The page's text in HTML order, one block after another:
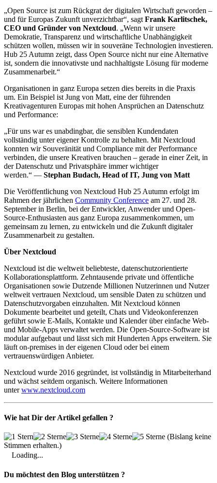
„Open Source ist zum Rückgrat der digitalen Wirtschaft geworden –
und für Europas Zukunft unverzichtbar“, sagt Frank Karlitschek,
CEO und Gründer von Nextcloud. „Wenn wir unsere
Demokratie, Transparenz und wirtschaftliche Unabhängigkeit
schützen wollen, müssen wir in souveräne Technologien investieren.
Hub 25 Autumn zeigt, dass Open Source nicht nur eine Alternative
ist, sondern die innovativste und nachhaltigste Lösung für moderne
Zusammenarbeit.“
Organisationen in ganz Europa setzen dies bereits in die Praxis
um. Ein Beispiel ist Jung von Matt, eine der führenden
Kreativagenturen Europas mit hohen Ansprüchen an Datenschutz
und Performance:
„Für uns war es unabdingbar, die sensiblen Kundendaten
vollständig unter eigener Kontrolle zu behalten. Mit Nextcloud
konnten wir Souveränität und Compliance mit der Performance
verbinden, die unsere Kreativen brauchen – gerade in einer Zeit, in
der Datenschutz und Privatsphäre immer wichtiger
werden.“ — Stephan Budach, Head of IT, Jung von Matt
Die Veröffentlichung von Nextcloud Hub 25 Autumn erfolgt im
Rahmen der jährlichen Community Conference am 27. und 28.
September in Berlin, bei der Entwickler, Anwender und Open-
Source-Enthusiasten aus ganz Europa zusammenkommen, um
gemeinsam zu lernen, zu entwickeln und die Zukunft digitaler
Zusammenarbeit zu gestalten.
Über Nextcloud
Nextcloud ist die weltweit beliebteste, datenschutzorientierte
Kollaborationsplattform. Zehntausende private und öffentliche
Organisationen sowie Dutzende Millionen Nutzerinnen und Nutzer
weltweit vertrauen Nextcloud, um sensible Daten zu schützen und
Datenschutzvorgaben einzuhalten. Mit Nextcloud können
Dokumente bearbeitet und geteilt, Chats und Videokonferenzen
geführt sowie E-Mails, Kontakte und Kalender über einfache Web-
und Mobile-Apps verwaltet werden. Die Open-Source-Software ist
modular aufgebaut und lässt sich mit Hunderten Apps erweitern. Sie
läuft on-premises in der eigenen Cloud oder bei einem
vertrauenswürdigen Anbieter.
Nextcloud wurde 2016 gegründet, ist vollständig in Mitarbeiterhand
und wächst seitdem organisch. Weitere Informationen
unterwww.nextcloud.com
Wie hat Dir der Artikel gefallen ?
(Bislang keine
Stimmen erhalten.)
Loading...
Du möchtest den Blog unterstützen ?